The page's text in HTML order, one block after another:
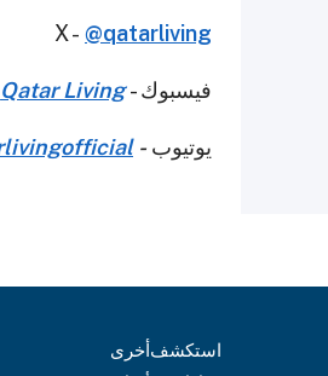
X - @qatarliving
فيسبوك -Qatar Living
يوتيوب -
استكشفأخرى